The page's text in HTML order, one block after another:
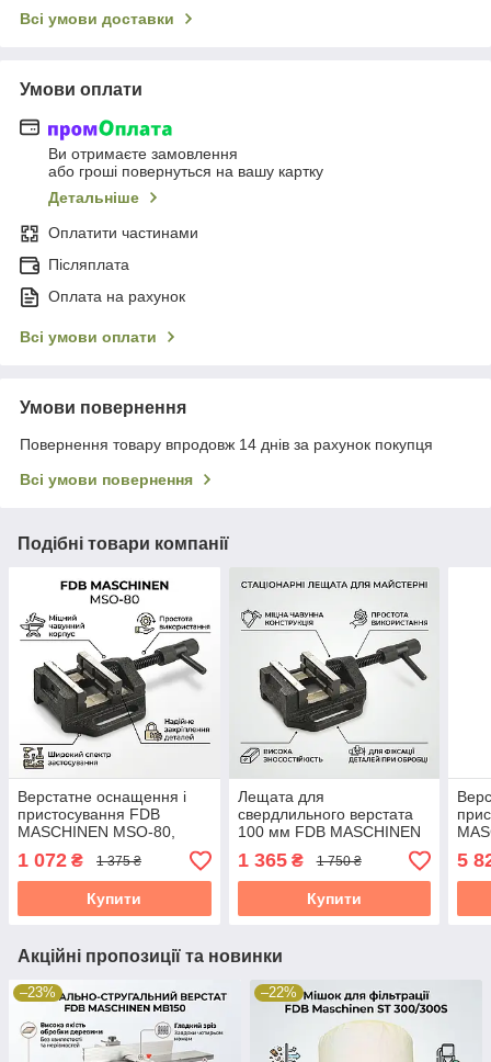
Всі умови доставки
Умови оплати
Ви отримаєте замовлення
або гроші повернуться на вашу картку
Детальніше
Оплатити частинами
Післяплата
Оплата на рахунок
Всі умови оплати
Умови повернення
Повернення товару впродовж 14 днів за рахунок покупця
Всі умови повернення
Подібні товари компанії
Верстатне оснащення і
пристосування FDB
MASCHINEN MSO-80,
1 072 ₴ 1 375 ₴
Купити
Лещата для
свердлильного верстата
100 мм FDB MASCHINEN
мм
1 365₴ 1 750 ₴
Купити
5
Акційні пропозиції та новинки
–23% –22%